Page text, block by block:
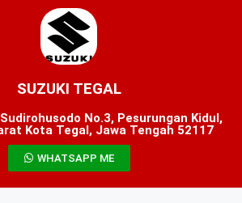
SUZUKI TEGAL
No.3, Pesurungan Kidul,
Kota Tegal, Jawa Tengah 52117
WHATSAPP ME